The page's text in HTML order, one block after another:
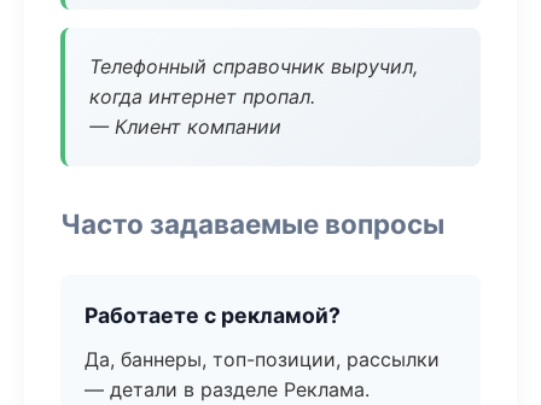
Телефонный справочник выручил,
когда интернет пропал.
— Клиент компании
Часто задаваемые вопросы
Работаете с рекламой?
Да, баннеры, топ-позиции, рассылки
— детали в разделе Реклама.